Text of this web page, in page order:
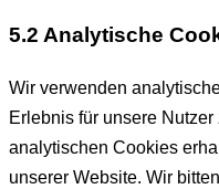
5.2 Analytische
Wir verwenden
Erlebnis für unsere
analytischen Cookies
unserer Website. Wir